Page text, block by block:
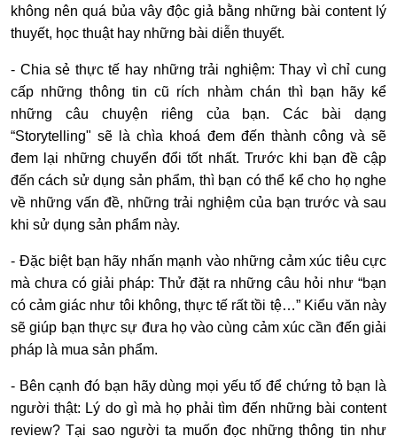
không nên quá bủa vây độc giả bằng những bài content lý
thuyết, học thuật hay những bài diễn thuyết.
- Chia sẻ thực tế hay những trải nghiệm: Thay vì chỉ cung
cấp những thông tin cũ rích nhàm chán thì bạn hãy kể
những câu chuyện riêng của bạn. Các bài dạng
“Storytelling" sẽ là chìa khoá đem đến thành công và sẽ
đem lại những chuyển đổi tốt nhất. Trước khi bạn đề cập
đến cách sử dụng sản phẩm, thì bạn có thể kể cho họ nghe
về những vấn đề, những trải nghiệm của bạn trước và sau
khi sử dụng sản phẩm này.
- Đặc biệt bạn hãy nhấn mạnh vào những cảm xúc tiêu cực
mà chưa có giải pháp: Thử đặt ra những câu hỏi như “bạn
có cảm giác như tôi không, thực tế rất tồi tệ…” Kiểu văn này
sẽ giúp bạn thực sự đưa họ vào cùng cảm xúc cần đến giải
pháp là mua sản phẩm.
- Bên cạnh đó bạn hãy dùng mọi yếu tố để chứng tỏ bạn là
người thật: Lý do gì mà họ phải tìm đến những bài content
review? Tại sao người ta muốn đọc những thông tin như